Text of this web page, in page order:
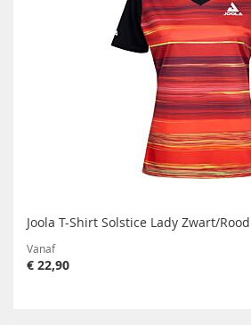
Joola T-Shirt Solstice Lady Zwart/Rood
Vanaf
€ 22,90